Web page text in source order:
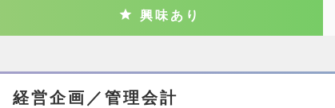
興味あり
経営企画／管理会計